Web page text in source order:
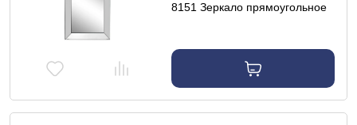
8151 Зеркало прямоугольное